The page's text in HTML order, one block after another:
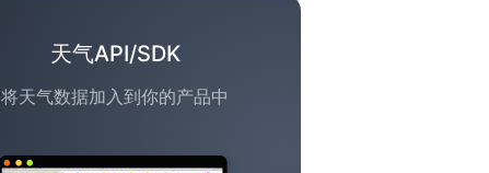
天气API/SDK
将天气数据加入到你的产品中